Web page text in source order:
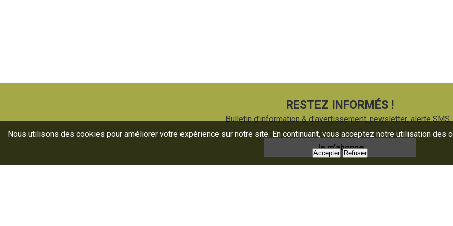
RESTEZ INFORMÉS !
Bulletin d'information & d'avertissement, newsletter, alerte
Je m'abonne
Nous utilisons des cookies pour améliorer votre expérience sur notre site. En continuant, vous acceptez notre utilisation des
Accepter Refuser